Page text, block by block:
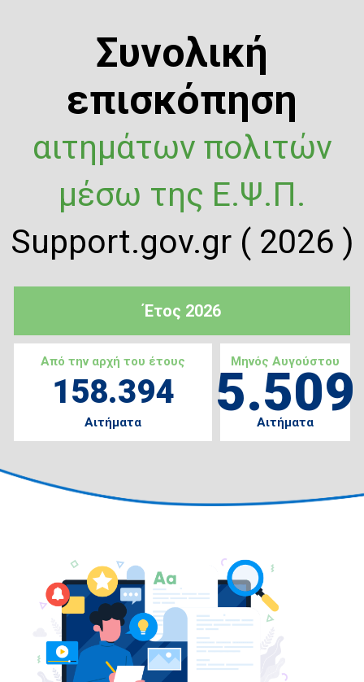
Έτος 2026
Από την αρχή του έτους
158.394
Αιτήματα
Μηνός Αυγούστου
5.509
Αιτήματα
Συνολική
επισκόπηση
αιτημάτων πολιτών
μέσω της Ε.Ψ.Π.
Support.gov.gr ( 2026 )